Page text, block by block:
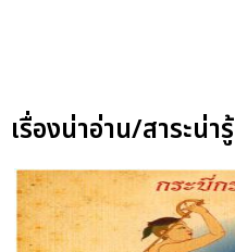
เรื่องน่าอ่าน/สาระน่ารู้